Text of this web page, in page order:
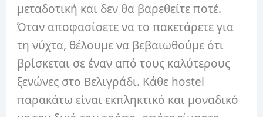
μεταδοτική και δεν θα βαρεθείτε ποτέ.
Όταν αποφασίσετε να το πακετάρετε για
τη νύχτα, θέλουμε να βεβαιωθούμε ότι
βρίσκεται σε έναν από τους καλύτερους
ξενώνες στο Βελιγράδι. Κάθε hostel
παρακάτω είναι εκπληκτικό και μοναδικό